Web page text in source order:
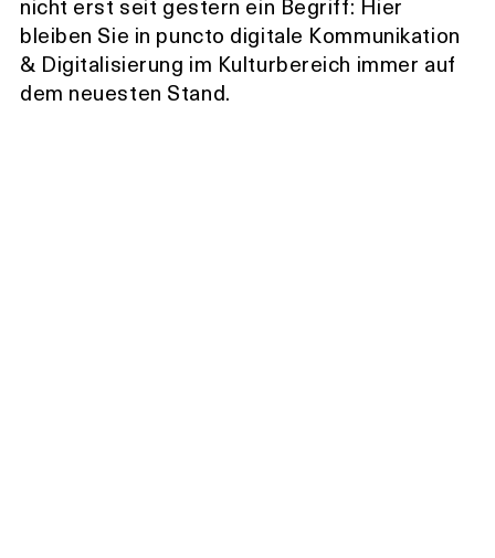
nicht erst seit gestern ein Begriff: Hier
bleiben Sie in puncto digitale Kommunikation
& Digitalisierung im Kulturbereich immer auf
dem neuesten Stand.